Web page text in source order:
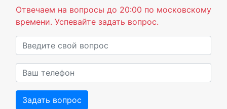
Отвечаем на вопросы до 20:00 по московскому
времени. Успевайте задать вопрос.